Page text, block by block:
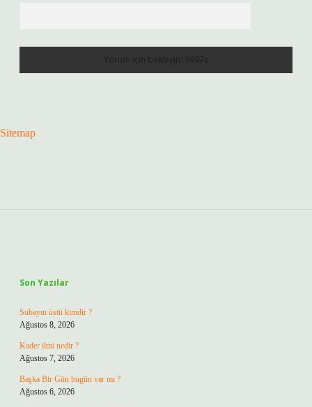
Sitemap
Son Yazılar
Subayın üstü kimdir ?
Ağustos 8, 2026
Kader ilmi nedir ?
Ağustos 7, 2026
Başka Bir Gün bugün var mı ?
Ağustos 6, 2026